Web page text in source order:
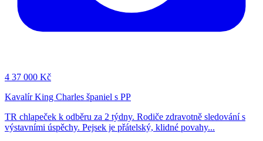
4 37 000 Kč
Kavalír King Charles španiel s PP
TR chlapeček k odběru za 2 týdny. Rodiče zdravotně sledování s
výstavními úspěchy. Pejsek je přátelský, klidné povahy...